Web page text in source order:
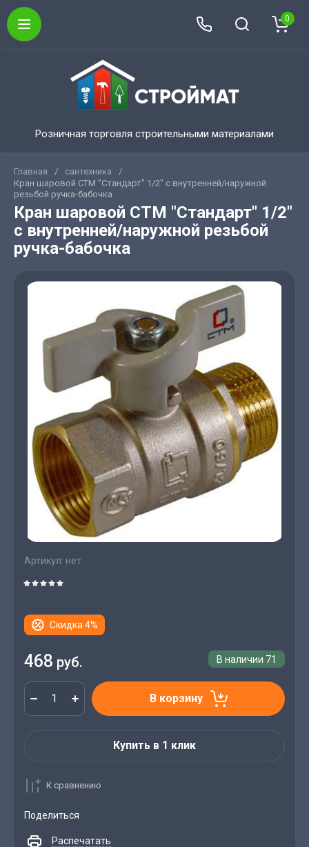
Розничная торговля строительными материалами
0
Главная / сантехника
/
Кран шаровой СТМ "Стандарт" 1/2" с внутренней/наружной
резьбой ручка-бабочка
Кран шаровой СТМ "Стандарт" 1/2"
с внутренней/наружной резьбой
ручка-бабочка
Артикул: нет
Скидка 4%
В наличии 71
468 руб.
В корзину
Купить в 1 клик
К сравнению
Поделиться
Распечатать